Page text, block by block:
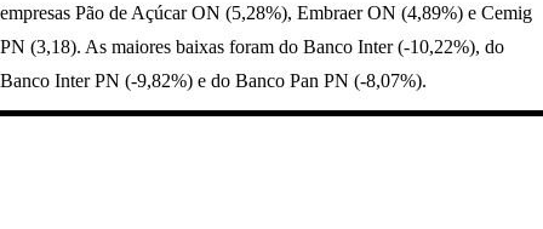
empresas Pão de Açúcar ON (5,28%), Embraer ON (4,89%) e Cemig
PN (3,18). As maiores baixas foram do Banco Inter (-10,22%), do
Banco Inter PN (-9,82%) e do Banco Pan PN (-8,07%).